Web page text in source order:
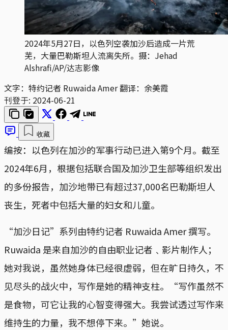
2024年5月27日，以色列空袭加沙后造成一片荒
芜，大量巴勒斯坦人流离失所。摄：Jehad
Alshrafi/AP/达志影像
文字：特约记者 Ruwaida Amer 翻译：余美霞
刊登于: 2024-06-21
收藏
编按：以色列在加沙的军事行动已进入第9个月。截至
2024年6月，根据包括联合国及加沙卫生部等组织发出
的多份报告，加沙地带已有超过37,000名巴勒斯坦人
丧生，死者中包括大量的妇女和儿童。
“加沙日记”系列由特约记者 Ruwaida Amer 撰写。
Ruwaida 是来自加沙的自由职业记者﹑影片制作人；
她对我说，虽然她身体已经很虚弱，但在旷日持久，不
见尽头的战火中，写作是她的精神支柱。“写作虽然不
是食物，可它让我的心智变得强大。我尝试透过写作来
维持生的力量，我不想停下来。”她说。